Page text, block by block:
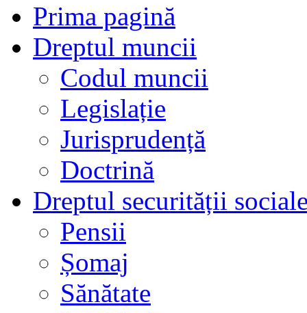
Prima pagină
Dreptul muncii
Codul muncii
Legislație
Jurisprudență
Doctrină
Dreptul securității
Pensii
Șomaj
Sănătate